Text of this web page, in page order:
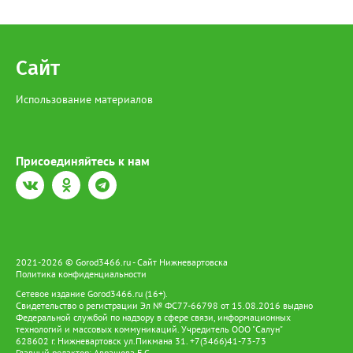
подпиской о невыезде. Напомним, за отлов одной особи
виде лишения свободы на срок до 4 лет со штрафом в размере
Сайт
Использование материалов
Присоединяйтесь к нам
2021-2026 © Gorod3466.ru - Сайт Нижневартовска
Политика конфиденциальности
Сетевое издание Gorod3466.ru (16+).
Свидетельство о регистрации Эл № ФС77-66798 от 15.08.2016 выдано
Федеральной службой по надзору в сфере связи, информационных
технологий и массовых коммуникаций. Учредитель ООО "Салун"
628602 г. Нижневартовск ул.Пикмана 31. +7(3466)41-73-73